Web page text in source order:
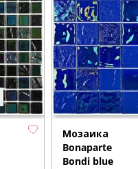
Мозаика
Bonaparte
Bondi blue